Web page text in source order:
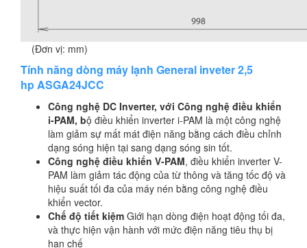
(Đơn vị: mm)
Tính năng dòng máy lạnh General inveter 2,5
hpASGA24JCC
Công nghệ DC Inverter, với Công nghệ điều khiển
i-PAM, bộ điều khiển inverter i-PAM là một công nghệ
làm giảm sự mất mát điện năng bằng cách điều chỉnh
dạng sóng hiện tại sang dạng sóng sin tốt.
Công nghệ điều khiển V-PAM, điều khiển inverter V-
PAM làm giảm tác động của từ thông và tăng tốc độ và
hiệu suất tối đa của máy nén bằng công nghệ điều
khiển vector.
Chế độ tiết kiệm Giới hạn dòng điện hoạt động tối đa,
và thực hiện vận hành với mức điện năng tiêu thụ bị
hạn chế